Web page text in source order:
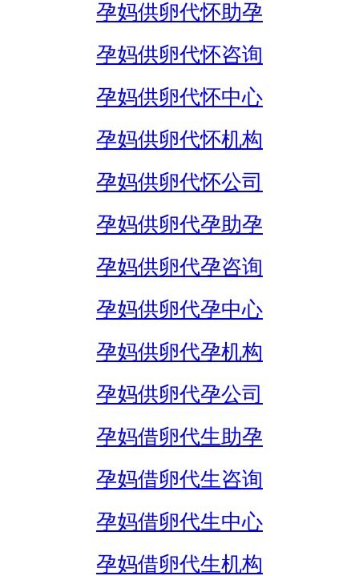
孕妈供卵代怀助孕
孕妈供卵代怀咨询
孕妈供卵代怀中心
孕妈供卵代怀机构
孕妈供卵代怀公司
孕妈供卵代孕助孕
孕妈供卵代孕咨询
孕妈供卵代孕中心
孕妈供卵代孕机构
孕妈供卵代孕公司
孕妈借卵代生助孕
孕妈借卵代生咨询
孕妈借卵代生中心
孕妈借卵代生机构